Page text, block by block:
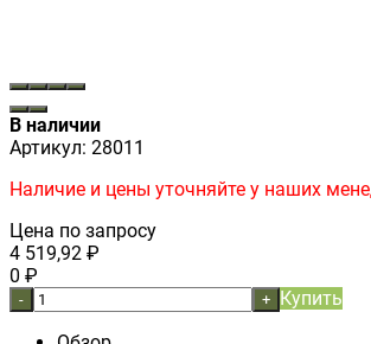
В наличии
Артикул: 28011
Наличие и цены уточняйте у наших
Цена по запросу
4 519,92 ₽
0 ₽
- + Купить